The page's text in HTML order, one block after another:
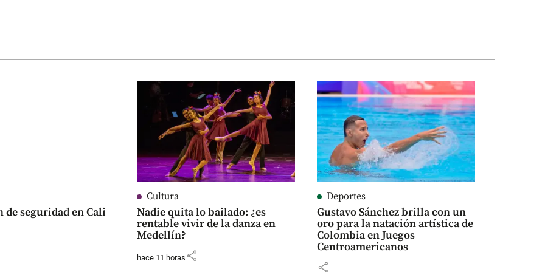
de seguridad en Cali
Cultura
Nadie quita lo bailado: ¿es
rentable vivir de la danza en
Medellín?
hace 11 horas share
Deportes
Gustavo Sánchez brilla con un
oro para la natación artística de
Colombia en Juegos
Centroamericanos
share